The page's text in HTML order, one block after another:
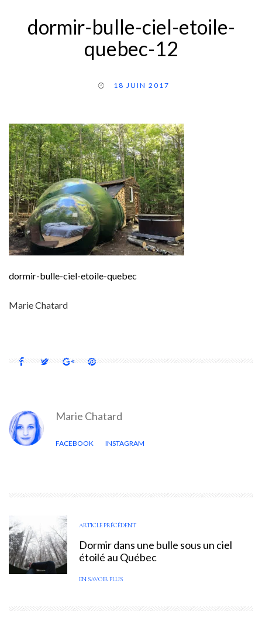
dormir-bulle-ciel-etoile-
quebec-12
18 JUIN 2017
dormir-bulle-ciel-etoile-quebec
Marie Chatard
Marie Chatard
FACEBOOK INSTAGRAM
ARTICLE PRÉCÉDENT
Dormir dans une bulle sous un ciel
étoilé au Québec
EN SAVOIR PLUS